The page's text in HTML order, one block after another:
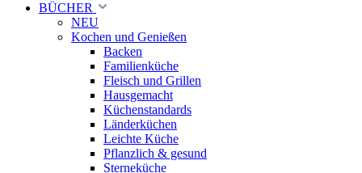
BÜCHER
NEU
Kochen und Genießen
Backen
Familienküche
Fleisch und Grillen
Hausgemacht
Küchenstandards
Länderküchen
Leichte Küche
Pflanzlich & gesund
Sterneküche